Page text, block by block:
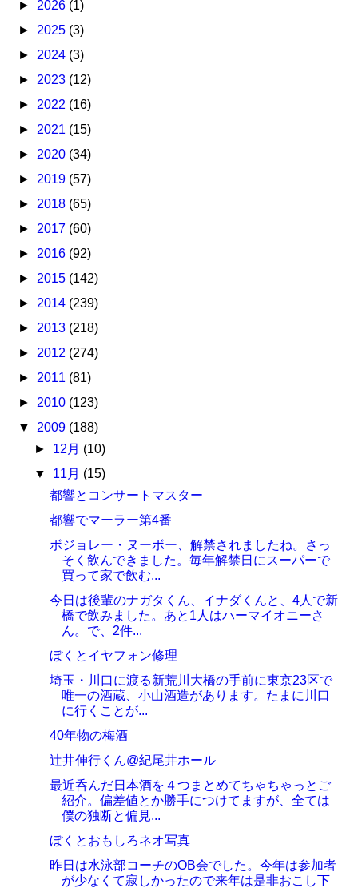
► 2026 (1)
► 2025 (3)
► 2024 (3)
► 2023 (12)
► 2022 (16)
► 2021 (15)
► 2020 (34)
► 2019 (57)
► 2018 (65)
► 2017 (60)
► 2016 (92)
► 2015 (142)
► 2014 (239)
► 2013 (218)
► 2012 (274)
► 2011 (81)
► 2010 (123)
▼ 2009 (188)
► 12月 (10)
▼ 11月 (15)
都響とコンサートマスター
都響でマーラー第4番
ボジョレー・ヌーボー、解禁されましたね。さっ
そく飲んできました。毎年解禁日にスーパーで
買って家で飲む...
今日は後輩のナガタくん、イナダくんと、4人で新
橋で飲みました。あと1人はハーマイオニーさ
ん。で、2件...
ぼくとイヤフォン修理
埼玉・川口に渡る新荒川大橋の手前に東京23区で
唯一の酒蔵、小山酒造があります。たまに川口
に行くことが...
40年物の梅酒
辻井伸行くん@紀尾井ホール
最近呑んだ日本酒を４つまとめてちゃちゃっとご
紹介。偏差値とか勝手につけてますが、全ては
僕の独断と偏見...
ぼくとおもしろネオ写真
昨日は水泳部コーチのOB会でした。今年は参加者
が少なくて寂しかったので来年は是非おこし下